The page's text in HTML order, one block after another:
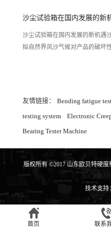
沙尘试验箱在国内发展的新
沙尘试验箱在国内发展的新机遇
拟自然界风沙气候对产品的破坏
友情链接： Bending fatigue
testing system
Electronic
Bearing Tester Machine
版权所有 ©2017 山东欧贝特硬度
苏ICP备
技术支持
首页 联系